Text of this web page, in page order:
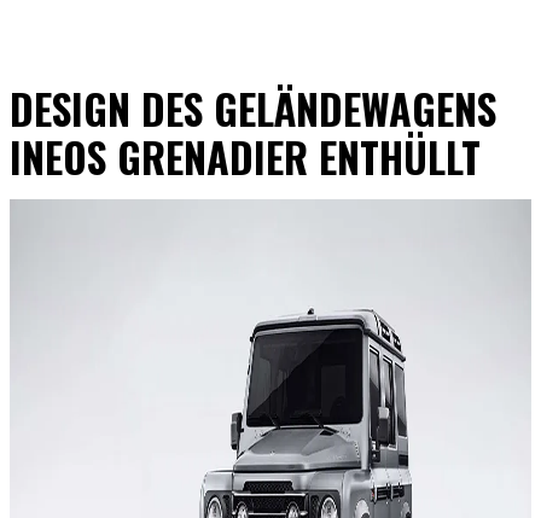
DESIGN DES GELÄNDEWAGENS
INEOS GRENADIER ENTHÜLLT